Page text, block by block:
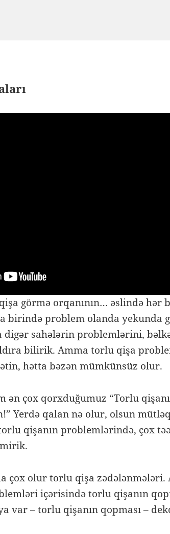
görmə orqanının… əslində hər
birində problem olanda yekunda
sahələrin problemlərini,
bilirik. Amma torlu qişa
hətta bəzən mümkünsüz olur.
ən çox qorxduğumuz “Torlu
Yerdə qalan nə olur, olsun
qişanın problemlərində, çox
çox olur torlu qişa zədələnmələri.
içərisində torlu qişanın
var – torlu qişanın qopması –